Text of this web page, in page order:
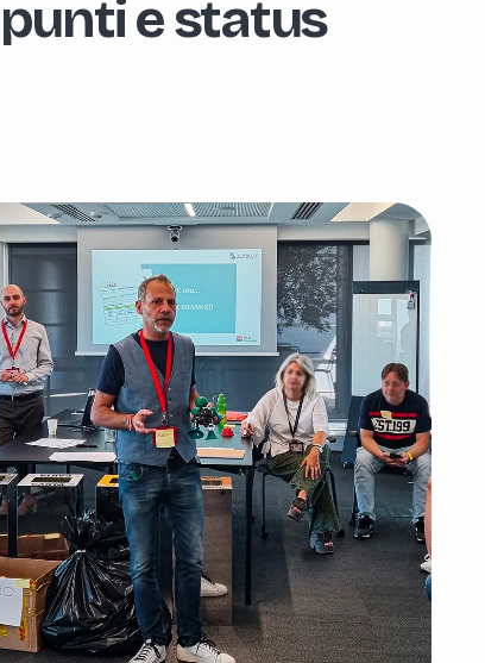
e status